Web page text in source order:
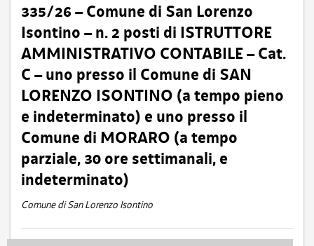
335/26 – Comune di San Lorenzo
Isontino – n. 2 posti di ISTRUTTORE
AMMINISTRATIVO CONTABILE – Cat.
C – uno presso il Comune di SAN
LORENZO ISONTINO (a tempo pieno
e indeterminato) e uno presso il
Comune di MORARO (a tempo
parziale, 30 ore settimanali, e
indeterminato)
Comune di San Lorenzo Isontino